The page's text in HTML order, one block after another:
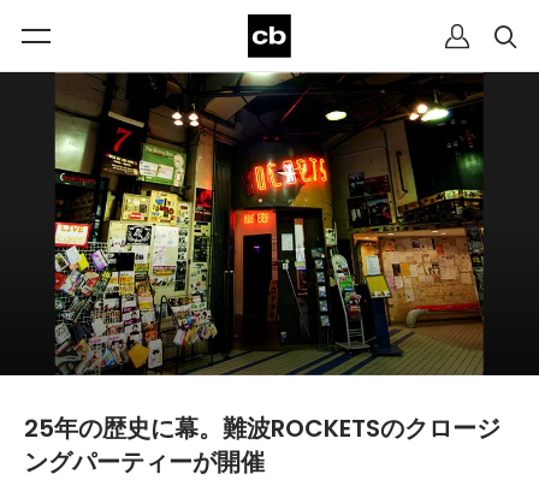
25年の歴史に幕。難波ROCKETSのクロージ
ングパーティーが開催